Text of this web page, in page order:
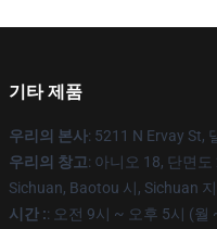
기타 제품
우리의 본사: 5211 N Ervay St,
우리의 창고: 아니오 18, 단면
Sichuan, Baotou 시, Sichuan
시간 :: 오전 9시 ~ 오후 5시 (월